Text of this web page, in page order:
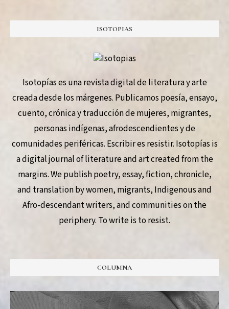
ISOTOPIAS
Isotopías es una revista digital de literatura y arte
creada desde los márgenes. Publicamos poesía, ensayo,
cuento, crónica y traducción de mujeres, migrantes,
personas indígenas, afrodescendientes y de
comunidades periféricas. Escribir es resistir. Isotopías is
a digital journal of literature and art created from the
margins. We publish poetry, essay, fiction, chronicle,
and translation by women, migrants, Indigenous and
Afro-descendant writers, and communities on the
periphery. To write is to resist.
COLUMNA